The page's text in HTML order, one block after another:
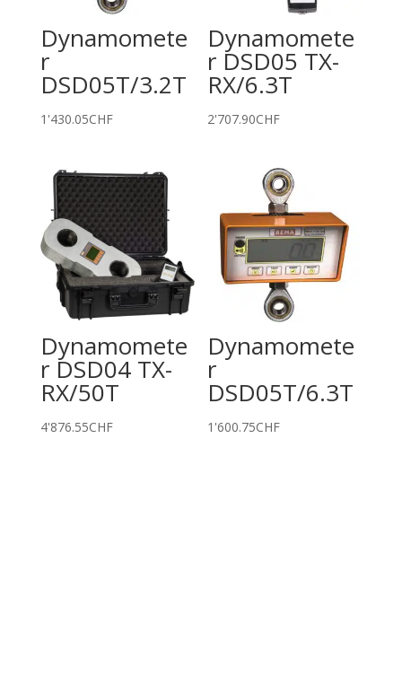
Dynamomete
r
DSD05T/3.2T
1'430.05CHF
Dynamomete
r DSD05 TX-
RX/6.3T
2'707.90CHF
Dynamomete
r DSD04 TX-
RX/50T
4'876.55CHF
Dynamomete
r
DSD05T/6.3T
1'600.75CHF